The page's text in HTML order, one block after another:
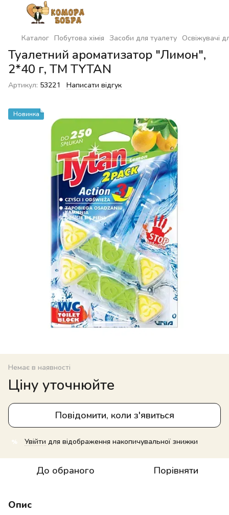
Каталог Побутова хімія Засоби для туалету Освіжувачі
Туалетний ароматизатор "Лимон",
2*40 г, ТМ TYTAN
Артикул: 53221 Написати відгук
Новинка
Немає в наявності
Ціну уточнюйте
Повідомити, коли з'явиться
% Увійти для відображення накопичувальної знижки
До обраного Порівняти
Опис